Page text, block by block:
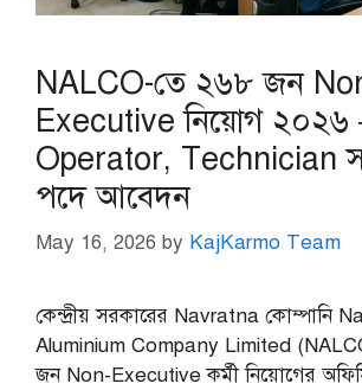
NALCO-তে ২৬৮ জন
Executive নিয়োগ
Operator, Technician
পদে আবেদন
May 16, 2026 by KajKarmo Team
কেন্দ্রীয় সরকারের Navratna কোম্পানি
Aluminium Company Limited
জন Non-Executive কর্মী নিয়োগের